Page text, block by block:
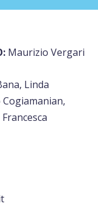
Maurizio Vergari
Linda